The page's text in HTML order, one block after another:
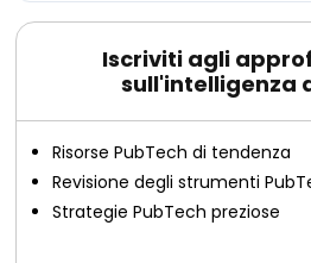
Iscriviti agli
sull'intelligenza
Risorse PubTech di tendenza
Revisione degli strumenti
Strategie PubTech preziose